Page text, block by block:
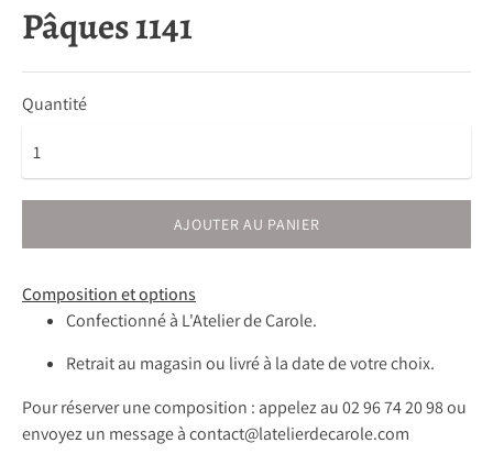
Pâques 1141
Quantité
AJOUTER AU PANIER
Composition et options
Confectionné à L'Atelier de Carole.
Retrait au magasin ou livré à la date de votre choix.
Pour réserver une composition : appelez au02 96 74 20 98 ou
envoyez un message à contact@latelierdecarole.com